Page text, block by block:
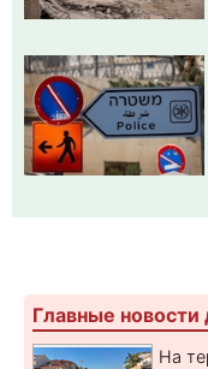
Главные новости
На